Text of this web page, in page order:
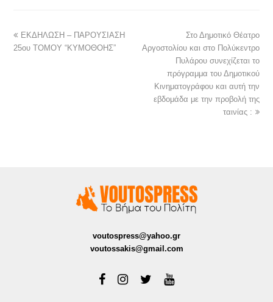
ΕΚΔΗΛΩΣΗ – ΠΑΡΟΥΣΙΑΣΗ
25ου ΤΟΜΟΥ “ΚΥΜΟΘΟΗΣ”
Στο Δημοτικό Θέατρο
Αργοστολίου και στο Πολύκεντρο
Πυλάρου συνεχίζεται το
πρόγραμμα του Δημοτικού
Κινηματογράφου και αυτή την
εβδομάδα με την προβολή της
ταινίας :
voutospress@yahoo.gr
voutossakis@gmail.com